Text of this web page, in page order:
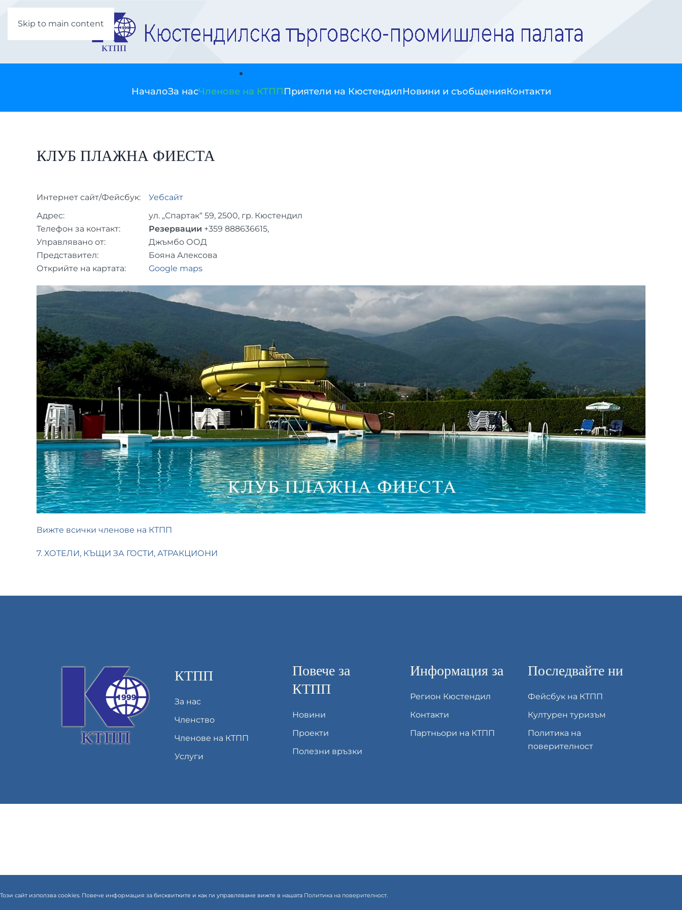
Skip to main content
НачалоЗа насЧленове на КТПППриятели на КюстендилНовини и съобщенияКонтакти
КЛУБ ПЛАЖНА ФИЕСТА
Интернет сайт/Фейсбук:
Уебсайт
Адрес:
ул. „Спартак“ 59, 2500, гр. Кюстендил
Телефон за контакт:
Резервации +359 888636615,
Управлявано от:
Джъмбо ООД
Представител:
Бояна Алексова
Открийте на картата:
Google maps
Вижте всички членове на КТПП
7. ХОТЕЛИ, КЪЩИ ЗА ГОСТИ, АТРАКЦИОНИ
КТПП
За нас
Членство
Членове на КТПП
Услуги
Повече за
КТПП
Новини
Проекти
Полезни връзки
Информация за
Регион Кюстендил
Контакти
Партньори на КТПП
Последвайте ни
Фейсбук на КТПП
Културен туризъм
Политика на
поверителност
Този сайт използва cookies. Повече информация за бисквитките и как ги управляваме вижте в нашата Политика на поверителност.